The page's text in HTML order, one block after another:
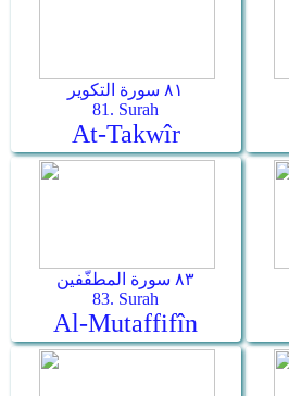
٨١ سورة التكوير
81. Surah
At-Takwîr
٨٣ سورة المطفّفين
83. Surah
Al-Mutaffifîn